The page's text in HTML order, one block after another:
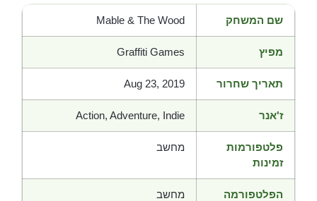
שם המשחק Mable & The Wood
מפיץ Graffiti Games
תאריך שחרור Aug 23, 2019
ז'אנר Action, Adventure, Indie
פלטפורמות
זמינות
מחשב
הפלטפורמה
מחשב